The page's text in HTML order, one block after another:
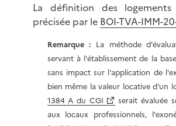
La définition des
précisée par le BOI-TVA-IMM-
Remarque : La méthode
servant à l'établissement de la
sans impact sur l'application de
bien même la valeur locative d'un
1384 A du CGI
serait évaluée
aux locaux professionnels,